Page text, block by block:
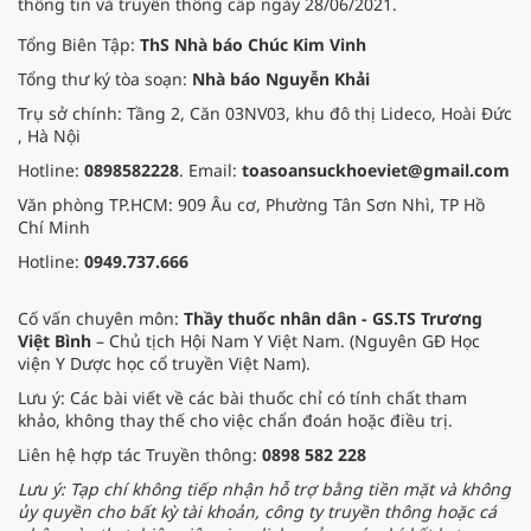
lõi và tiên quyết chính là thay đổi
tư duy về xây dựng nguồn nhân
lực và tư duy khoa học ứng dụng.
Tổng Biên Tập: ThS Nhà báo Chúc Kim Vinh
Tổng thư ký tòa soạn: Nhà báo Nguyễn Khải
Trụ sở chính: Tầng 2, Căn 03NV03, khu đô thị Lideco, Hoài Đức
, Hà Nội
Hotline: 0898582228. Email: toasoansuckhoeviet@gmail.com
Văn phòng TP.HCM: 909 Âu cơ, Phường Tân Sơn Nhì, TP Hồ
Chí Minh
Hotline: 0949.737.666
Cố vấn chuyên môn: Thầy thuốc nhân dân - GS.TS Trương
Việt Bình – Chủ tịch Hội Nam Y Việt Nam. (Nguyên GĐ Học
viện Y Dược học cổ truyền Việt Nam).
Lưu ý: Các bài viết về các bài thuốc chỉ có tính chất tham
khảo, không thay thế cho việc chẩn đoán hoặc điều trị.
Liên hệ hợp tác Truyền thông: 0898 582 228
Lưu ý: Tạp chí không tiếp nhận hỗ trợ bằng tiền mặt và không
ủy quyền cho bất kỳ tài khoản, công ty truyền thông hoặc cá